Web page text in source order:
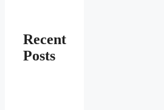
Recent
Posts